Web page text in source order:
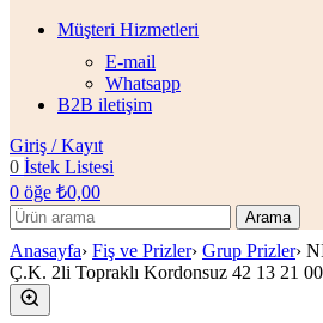
Müşteri Hizmetleri
E-mail
Whatsapp
B2B iletişim
Giriş / Kayıt
0 İstek Listesi
0 öğe ₺0,00
Arama
Anasayfa› Fiş ve Prizler› Grup Prizler›
Ç.K. 2li Topraklı Kordonsuz 42 13 21 00